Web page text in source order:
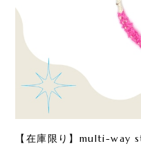
【在庫限り】multi-